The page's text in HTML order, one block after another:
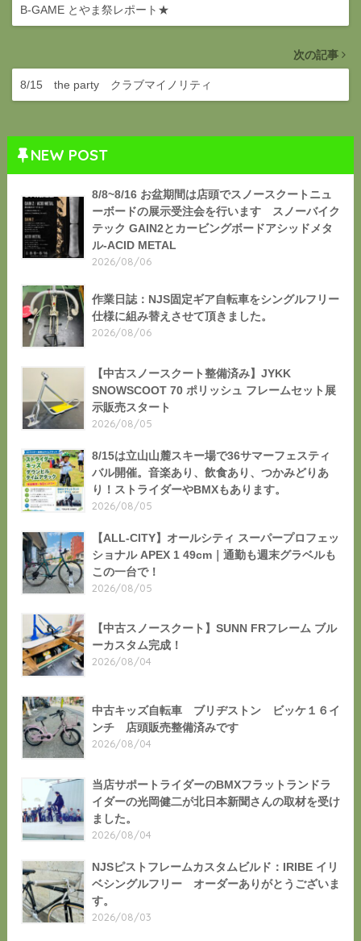
B-GAME とやま祭レポート★
次の記事
8/15 the party クラブマイノリティ
NEW POST
8/8~8/16 お盆期間は店頭でスノースクートニュ
ーボードの展示受注会を行います スノーバイク
テック GAIN2とカービングボードアシッドメタ
ル-ACID METAL
2026/08/06
作業日誌：NJS固定ギア自転車をシングルフリー
仕様に組み替えさせて頂きました。
2026/08/06
【中古スノースクート整備済み】JYKK
SNOWSCOOT 70 ポリッシュ フレームセット展
示販売スタート
2026/08/05
8/15は立山山麓スキー場で36サマーフェスティ
バル開催。音楽あり、飲食あり、つかみどりあ
り！ストライダーやBMXもあります。
2026/08/05
【ALL-CITY】オールシティ スーパープロフェッ
ショナル APEX 1 49cm｜通勤も週末グラベルも
この一台で！
2026/08/05
【中古スノースクート】SUNN FRフレーム ブル
ーカスタム完成！
2026/08/04
中古キッズ自転車 ブリヂストン ビッケ１６イ
ンチ 店頭販売整備済みです
2026/08/04
当店サポートライダーのBMXフラットランドラ
イダーの光岡健二が北日本新聞さんの取材を受け
ました。
2026/08/04
NJSピストフレームカスタムビルド：IRIBE イリ
ベシングルフリー オーダーありがとうございま
す。
2026/08/03